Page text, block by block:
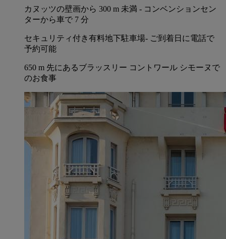
カヌッツの壁画から 300 m 未満 - コンベンションセン
ターから車で 7 分
セキュリティ付き有料地下駐車場- ご到着日に電話で
予約可能
650 m 先にあるブラッスリー コントワール シモーヌで
のお食事